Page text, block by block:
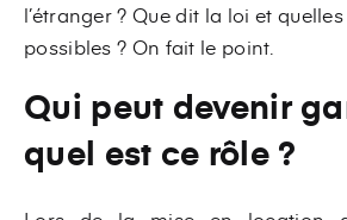
l’étranger ? Que dit la loi et
possibles ? On fait le point.
Qui peut devenir
quel est ce rôle ?